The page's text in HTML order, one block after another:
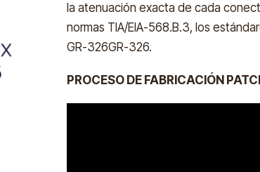
la atenuación exacta de cada
normas TIA/EIA-568.B.3, los
GR-326GR-326.
PROCESO DE FABRICACIÓN